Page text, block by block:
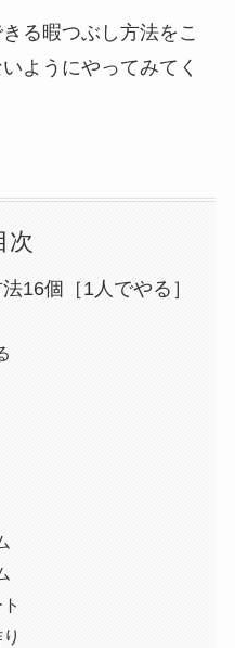
る暇つぶし方法をこ
ようにやってみてく
次
16個［1人でやる］